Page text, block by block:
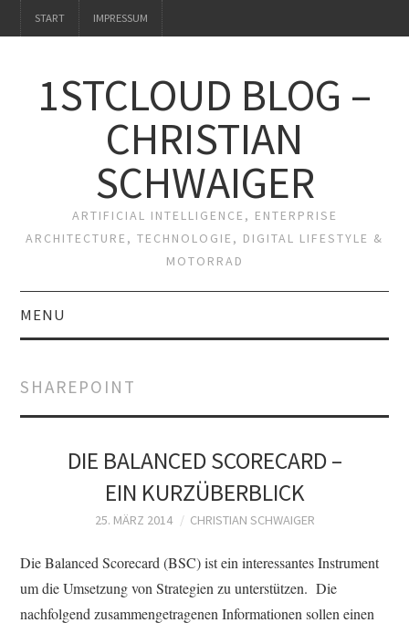
START IMPRESSUM
1STCLOUD BLOG –
CHRISTIAN
SCHWAIGER
ARTIFICIAL INTELLIGENCE, ENTERPRISE
ARCHITECTURE, TECHNOLOGIE, DIGITAL LIFESTYLE &
MOTORRAD
MENU
SHAREPOINT
DIE BALANCED SCORECARD –
EIN KURZÜBERBLICK
25. MÄRZ 2014 CHRISTIAN SCHWAIGER
Die Balanced Scorecard (BSC) ist ein interessantes Instrument
um die Umsetzung von Strategien zu unterstützen. Die
nachfolgend zusammengetragenen Informationen sollen einen